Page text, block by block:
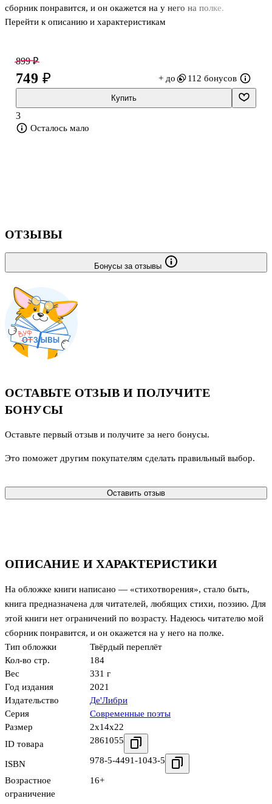
сборник понравится, и он окажется на у него на полке.
Перейти к описанию и характеристикам
899 ₽
749 ₽ + до 112 бонусов
Купить
3
Осталось мало
ОПИСАНИЕ И ХАРАКТЕРИСТИКИ
На обложке книги написано — «стихотворения», стало быть,
книга предназначена для читателей, любящих стихи, поэзию. Для
этой книги нет ограничений по возрасту. Надеюсь читателю мой
сборник понравится, и он окажется на у него на полке.
Тип обложки
Твёрдый переплёт
Кол-во стр.
184
Вес
331 г
Год издания
2021
Издательство
Де'Либри
Серия
Современные поэты
Размер
2x14x22
ID товара
2861055
ISBN 978-5-4491-1043-5
Возрастное
ограничение
16+
ОТЗЫВЫ
Бонусы за отзывы
ОСТАВЬТЕ ОТЗЫВ И ПОЛУЧИТЕ
БОНУСЫ
Оставьте первый отзыв и получите за него бонусы.
Это поможет другим покупателям сделать правильный выбор.
Оставить отзыв